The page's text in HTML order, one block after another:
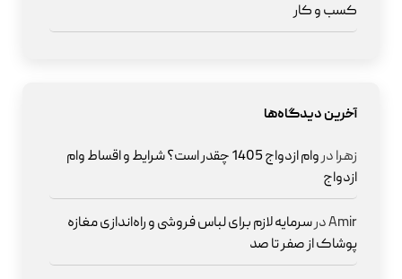
کسب و کار
آخرین دیدگاه‌ها
در
وام ازدواج 1405 چقدر است؟ شرایط و اقساط وام
ازدواج
Amirدرسرمایه لازم برای لباس فروشی و راه‌اندازی مغازه
پوشاک از صفر تا صد